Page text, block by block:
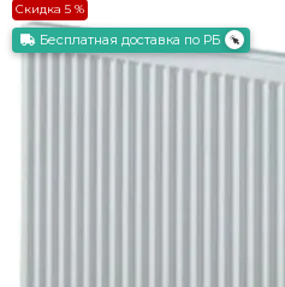
Скидка 5 %
Бесплатная доставка по РБ